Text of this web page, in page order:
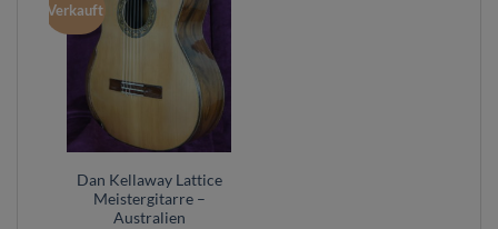
Verkauft
Dan Kellaway Lattice
Meistergitarre –
Australien